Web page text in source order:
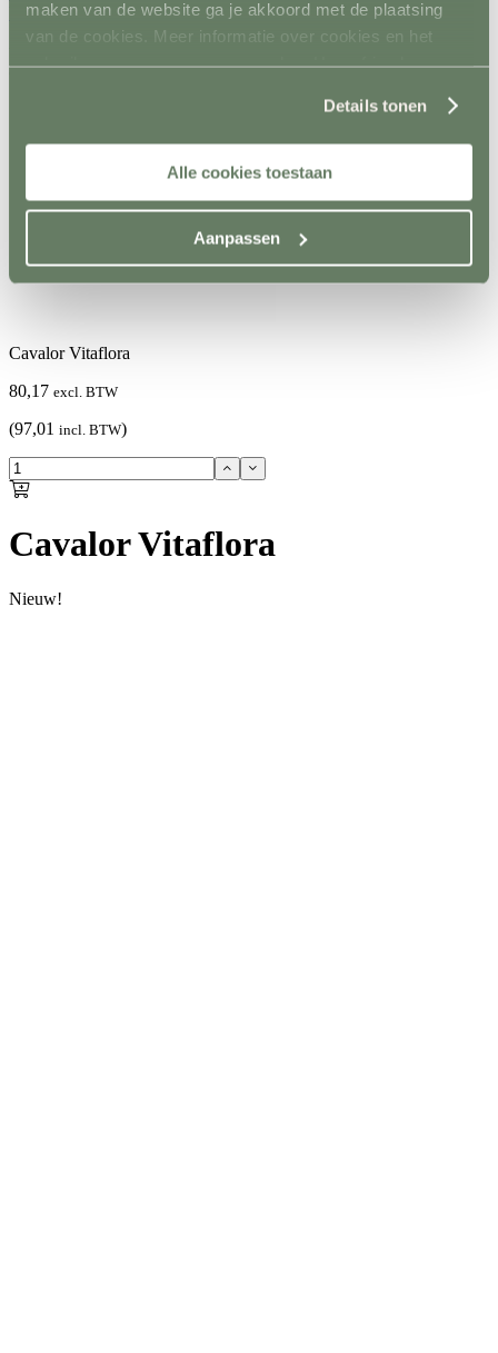
maken van de website ga je akkoord met de plaatsing
van de cookies. Meer informatie over cookies en het
gebruik van persoonsgegevens door Horsefriend
Details tonen
Alle cookies toestaan
Aanpassen
Voeding
Cavalor Vitaflora
8 van 10 /476 beoordelingen
Cavalor Vitaflora
80,17 excl. BTW
(97,01 incl. BTW)
Cavalor Vitaflora
Nieuw!